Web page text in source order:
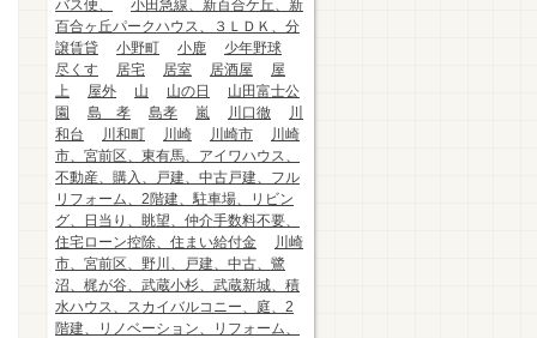
バス便、
小田急線、新百合ケ丘、新
百合ヶ丘パークハウス、３ＬＤＫ、分
譲賃貸
小野町 小鹿
少年野球
尽くす
居宅 居室 居酒屋
屋
上
屋外 山 山の日
山田富士公
園
島 孝 島孝 嵐 川口徹
川
和台
川和町 川崎 川崎市
川崎
市、宮前区、東有馬、アイワハウス、
不動産、購入、戸建、中古戸建、フル
リフォーム、2階建、駐車場、リビン
グ、日当り、眺望、仲介手数料不要、
住宅ローン控除、住まい給付金
川崎
市、宮前区、野川、戸建、中古、鷺
沼、梶が谷、武蔵小杉、武蔵新城、積
水ハウス、スカイバルコニー、庭、2
階建、リノベーション、リフォーム、